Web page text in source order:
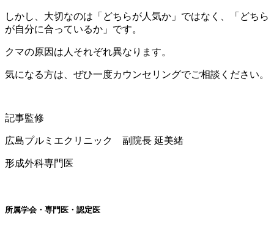
しかし、大切なのは「どちらが人気か」ではなく、「どちら
が自分に合っているか」です。
クマの原因は人それぞれ異なります。
気になる方は、ぜひ一度カウンセリングでご相談ください。
記事監修
広島プルミエクリニック 副院長 延美緒
形成外科専門医
所属学会・専門医・認定医